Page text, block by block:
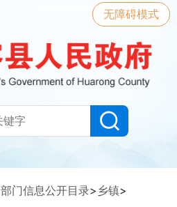
无障碍模式
部门信息公开目录> 乡镇>